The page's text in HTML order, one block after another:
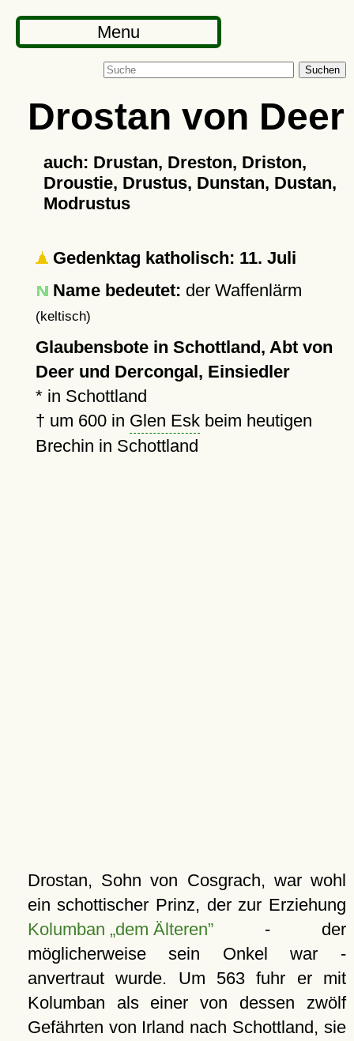
Menu
Suchen
Drostan von Deer
auch: Drustan, Dreston, Driston,
Droustie, Drustus, Dunstan, Dustan,
Modrustus
Gedenktag katholisch: 11. Juli
Name bedeutet: der Waffenlärm
(keltisch)
Glaubensbote in Schottland, Abt von
Deer und Dercongal, Einsiedler
* in Schottland
† um 600in Glen Eskbeim heutigen
Brechin in Schottland
Drostan, Sohn von Cosgrach, war wohl
ein schottischer Prinz, der zur Erziehung
Kolumban „dem Älteren”- der
möglicherweise sein Onkel war -
anvertraut wurde. Um 563 fuhr er mit
Kolumban als einer von dessen zwölf
Gefährten von Irland nach Schottland, sie